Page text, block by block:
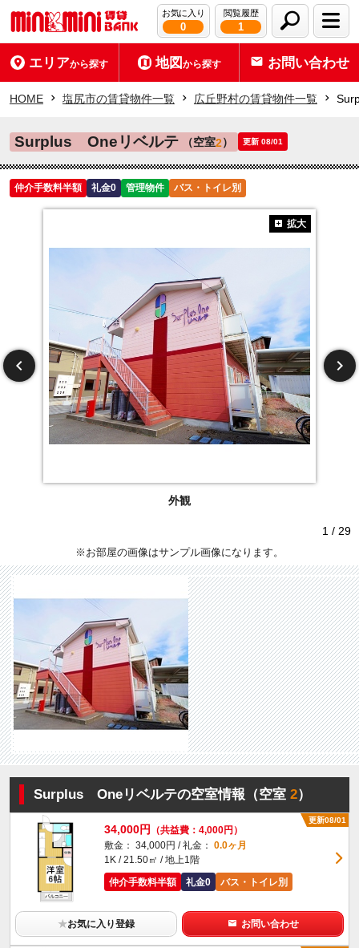
お気に入り
0
閲覧履歴
1
エリアから探す 地図から探す お問い合わせ
HOME 塩尻市の賃貸物件一覧 広丘野村の賃貸物件一覧
Surplus Oneリベルテ （空室2） 更新 08/01
仲介手数料半額 礼金0 管理物件 バス・トイレ別
外観
拡大
1 / 29
※お部屋の画像はサンプル画像になります。
Surplus Oneリベルテの空室情報（空室2）
更新08/01
34,000円
（共益費：4,000円）
敷金： 34,000円 / 礼金： 0.0ヶ月
1K / 21.50㎡ / 地上1階
仲介手数料半額
礼金0 バス・トイレ別
★お気に入り登録 お問い合わせ